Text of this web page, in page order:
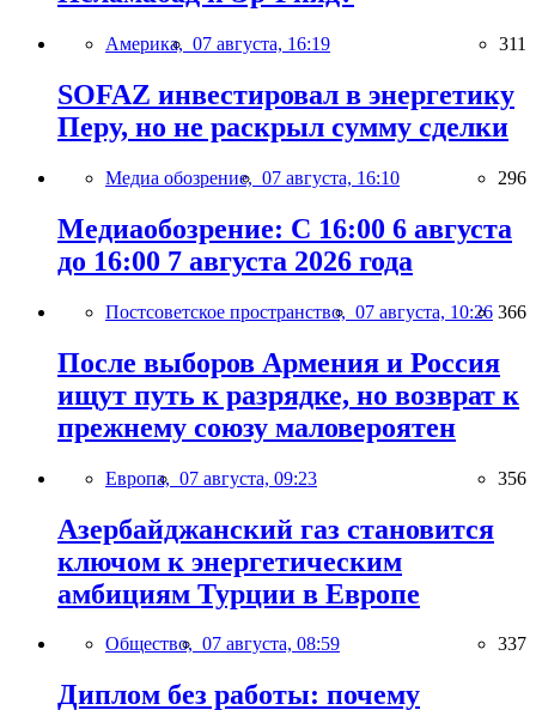
Америка, 07 августа, 16:19 311
SOFAZ инвестировал в энергетику
Перу, но не раскрыл сумму сделки
Медиа обозрение, 07 августа, 16:10 296
Медиаобозрение: С 16:00 6 августа
до 16:00 7 августа 2026 года
Постсоветское пространство, 07 августа, 10:26 366
После выборов Армения и Россия
ищут путь к разрядке, но возврат к
прежнему союзу маловероятен
Европа, 07 августа, 09:23 356
Азербайджанский газ становится
ключом к энергетическим
амбициям Турции в Европе
Общество, 07 августа, 08:59 337
Диплом без работы: почему